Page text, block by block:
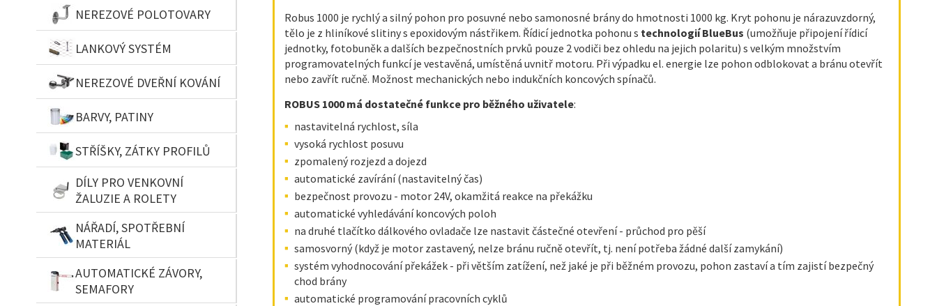
NEREZOVÉ POLOTOVARY
LANKOVÝ SYSTÉM
NEREZOVÉ DVEŘNÍ KOVÁNÍ
BARVY, PATINY
STŘÍŠKY, ZÁTKY PROFILŮ
DÍLY PRO VENKOVNÍ
ŽALUZIE A ROLETY
NÁŘADÍ, SPOTŘEBNÍ
MATERIÁL
AUTOMATICKÉ ZÁVORY,
SEMAFORY
Robus 1000 je rychlý a silný pohon pro posuvné nebo samonosné brány do hmotnosti 1000 kg. Kryt pohonu je nárazuvzdorný,
tělo je z hliníkové slitiny s epoxidovým nástřikem. Řídicí jednotka pohonu s technologií BlueBus (umožňuje připojení řídicí
jednotky, fotobuněk a dalších bezpečnostních prvků pouze 2 vodiči bez ohledu na jejich polaritu) s velkým množstvím
programovatelných funkcí je vestavěná, umístěná uvnitř motoru. Při výpadku el. energie lze pohon odblokovat a bránu otevřít
nebo zavřít ručně. Možnost mechanických nebo indukčních koncových spínačů.
ROBUS 1000 má dostatečné funkce pro běžného uživatele:
nastavitelná rychlost, síla
vysoká rychlost posuvu
zpomalený rozjezd a dojezd
automatické zavírání (nastavitelný čas)
bezpečnost provozu - motor 24V, okamžitá reakce na překážku
automatické vyhledávání koncových poloh
na druhé tlačítko dálkového ovladače lze nastavit částečné otevření - průchod pro pěší
samosvorný (když je motor zastavený, nelze bránu ručně otevřít, tj. není potřeba žádné další zamykání)
systém vyhodnocování překážek - při větším zatížení, než jaké je při běžném provozu, pohon zastaví a tím zajistí bezpečný
chod brány
automatické programování pracovních cyklů